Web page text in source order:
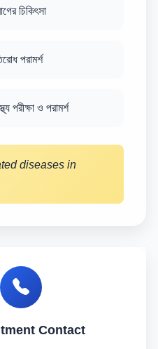
চিকিৎসা
পরামর্শ
পরীক্ষা ও পরামর্শ
diseases in
Contact